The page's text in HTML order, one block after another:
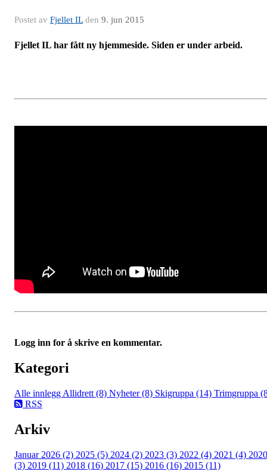
Postet av Fjellet ILden 9. jun 2015
Fjellet IL har fått ny hjemmeside. Siden er under arbeid.
Logg inn for å skrive en kommentar.
Kategori
Alle innlegg Allidrett (8) Nyheter (8) Skigruppa (14) Trimgruppa
RSS
Arkiv
Januar 2026 (2) 2025 (5) 2024 (2) 2023 (3) 2022 (4) 2021 (4) 2020
(3) 2019 (11) 2018 (16) 2017 (15) 2016 (16) 2015 (11)